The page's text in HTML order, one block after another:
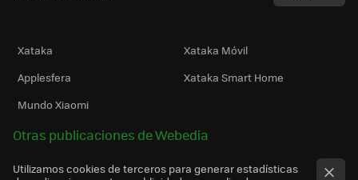
Xataka
Xataka Móvil
Applesfera
Xataka Smart Home
Mundo Xiaomi
Otras publicaciones de Webedia
Utilizamos cookies de terceros para generar estadísticas